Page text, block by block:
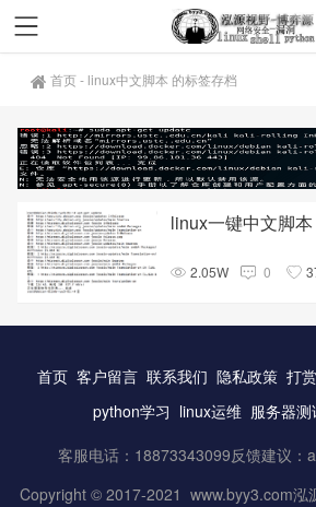
首页- linux中文脚本 的标签存档
linux一键中文脚本
2.05W 0
首页 客户留言 联系我们 隐私政策 打赏
python学习 linux运维 服务器测
客服电话：18873343099反馈建议：
Copyright © 2017-2021 www.byy3.com泓